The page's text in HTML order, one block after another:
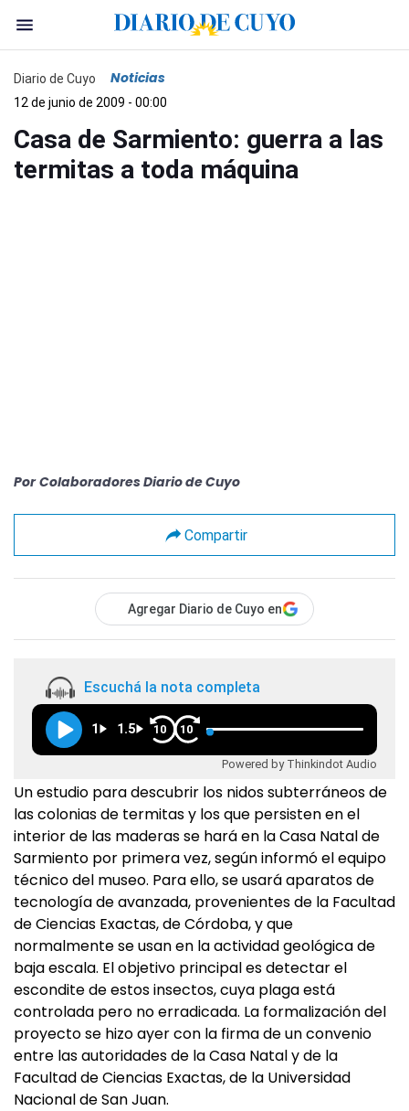
Diario de Cuyo Noticias
12 de junio de 2009 - 00:00
Casa de Sarmiento: guerra a las
termitas a toda máquina
Por Colaboradores Diario de Cuyo
Compartir
Agregar Diario de Cuyo en
Escuchá la nota completa
1 1.5 10 10
Powered by Thinkindot Audio
Un estudio para descubrir los nidos subterráneos de
las colonias de termitas y los que persisten en el
interior de las maderas se hará en la Casa Natal de
Sarmiento por primera vez, según informó el equipo
técnico del museo. Para ello, se usará aparatos de
tecnología de avanzada, provenientes de la Facultad
de Ciencias Exactas, de Córdoba, y que
normalmente se usan en la actividad geológica de
baja escala. El objetivo principal es detectar el
escondite de estos insectos, cuya plaga está
controlada pero no erradicada. La formalización del
proyecto se hizo ayercon la firma de un convenio
entre las autoridades de la Casa Natal y de la
Facultad de Ciencias Exactas, de la Universidad
Nacional de San Juan.